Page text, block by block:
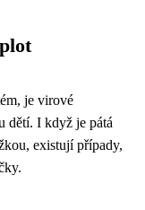
je virové
dětí. I když je pátá
existují případy,